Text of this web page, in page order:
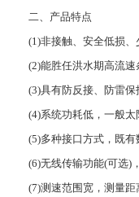
二、产品特点
(1)非接触、安全低损、
(2)能胜任洪水期高流速
(3)具有防反接、防雷保
(4)系统功耗低，一般太
(5)多种接口方式，既有
(6)无线传输功能(可选)，
(7)测速范围宽，测量距